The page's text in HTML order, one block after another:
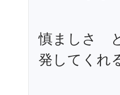
慎ましさ
発してくれ